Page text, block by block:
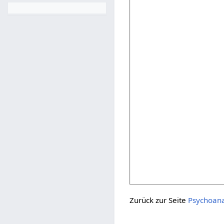
Zurück zur Seite